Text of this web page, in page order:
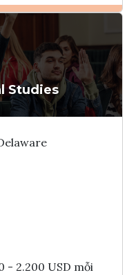
danh
Tham vấn Interlink
Studies
- 2.200 USD mỗi